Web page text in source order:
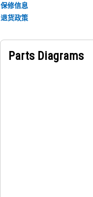
保修信息
退货政策
Parts Diagrams